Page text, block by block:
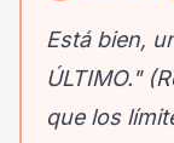
Está bien,
ÚLTIMO."
que los